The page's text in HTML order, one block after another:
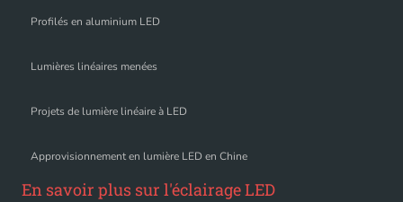
Profilés en aluminium LED
Lumières linéaires menées
Projets de lumière linéaire à LED
Approvisionnement en lumière LED en Chine
En savoir plus sur l'éclairage LED